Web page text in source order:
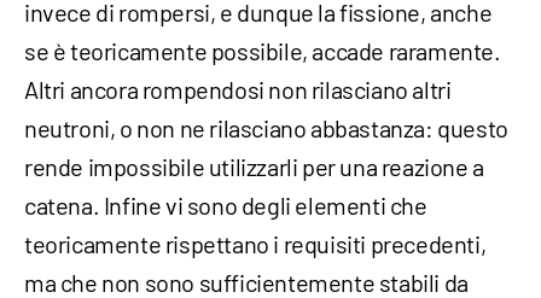
invece di rompersi, e dunque la fissione, anche
se è teoricamente possibile, accade raramente.
Altri ancora rompendosi non rilasciano altri
neutroni, o non ne rilasciano abbastanza: questo
rende impossibile utilizzarli per una reazione a
catena. Infine vi sono degli elementi che
teoricamente rispettano i requisiti precedenti,
ma che non sono sufficientemente stabili da